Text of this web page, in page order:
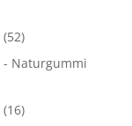
(52)
- Naturgummi
(16)